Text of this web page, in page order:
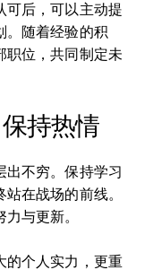
可后，可以主动提
。随着经验的积
职位，共同制定未
持热情
出不穷。保持学习
在战场的前线。
与更新。
的个人实力，更重